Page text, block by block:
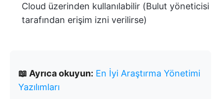
Cloud üzerinden kullanılabilir (Bulut yöneticisi
tarafından erişim izni verilirse)
📖 Ayrıca okuyun: En İyi Araştırma Yönetimi
Yazılımları